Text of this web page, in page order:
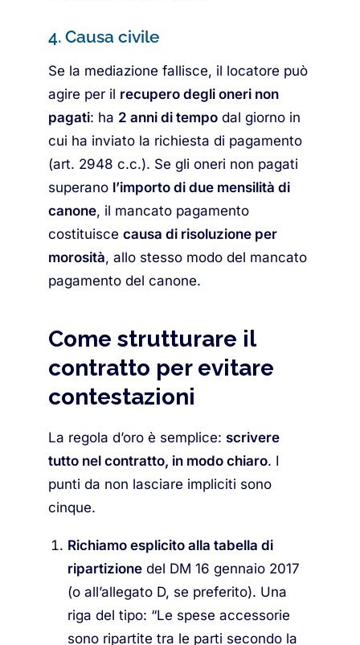
4. Causa civile
Se la mediazione fallisce, il locatore può
agire per il recupero degli oneri non
pagati: ha 2 anni di tempo dal giorno in
cui ha inviato la richiesta di pagamento
(art. 2948 c.c.). Se gli oneri non pagati
superano l’importo di due mensilità di
canone, il mancato pagamento
costituisce causa di risoluzione per
morosità, allo stesso modo del mancato
pagamento del canone.
Come strutturare il
contratto per evitare
contestazioni
La regola d’oro è semplice: scrivere
tutto nel contratto, in modo chiaro. I
punti da non lasciare impliciti sono
cinque.
Richiamo esplicito alla tabella di
ripartizione del DM 16 gennaio 2017
(o all’allegato D, se preferito). Una
riga del tipo: “Le spese accessorie
sono ripartite tra le parti secondo la